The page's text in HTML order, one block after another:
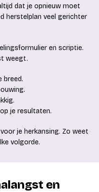
dat je opnieuw moet
herstelplan veel gerichter
en scriptie.
weegt.
breed.
je resultaten.
je herkansing. Zo weet
volgorde.
en